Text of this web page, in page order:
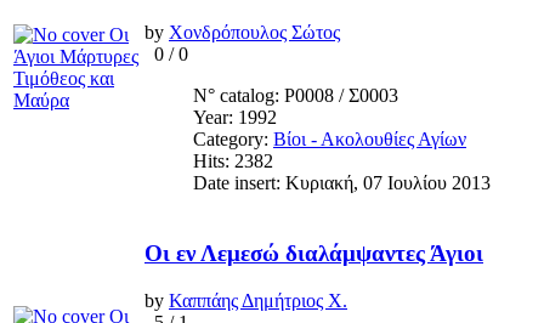
by Χονδρόπουλος Σώτος
0 /0
N° catalog: Ρ0008 / Σ0003
Year: 1992
Category: Βίοι - Ακολουθίες Αγίων
Hits: 2382
Date insert: Κυριακή, 07 Ιουλίου 2013
Οι εν Λεμεσώ διαλάμψαντες Άγιοι
by Καππάης Δημήτριος Χ.